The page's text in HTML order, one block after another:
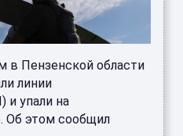
в Пензенской области
линии
и упали на
Об этом сообщил